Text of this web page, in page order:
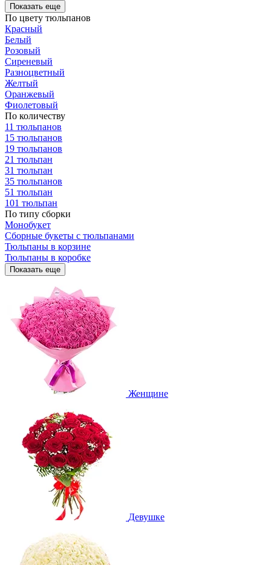
Показать еще
По цвету тюльпанов
Красный
Белый
Розовый
Сиреневый
Разноцветный
Желтый
Оранжевый
Фиолетовый
По количеству
11 тюльпанов
15 тюльпанов
19 тюльпанов
21 тюльпан
31 тюльпан
35 тюльпанов
51 тюльпан
101 тюльпан
По типу сборки
Монобукет
Сборные букеты с тюльпанами
Тюльпаны в корзине
Тюльпаны в коробке
Показать еще
Женщине
Девушке